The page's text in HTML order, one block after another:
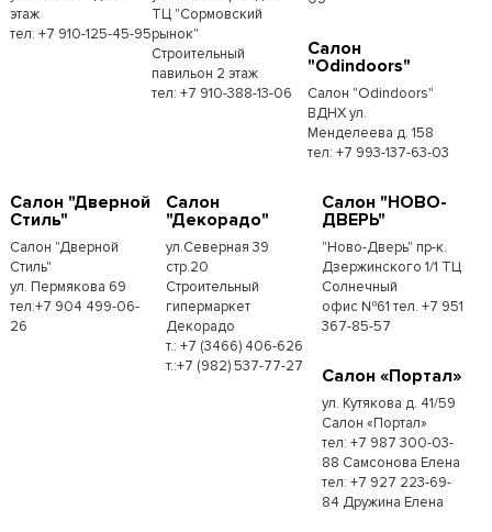
этаж
тел: +7 910-125-45-95
ТЦ "Сормовский
рынок"
Строительный
павильон 2 этаж
тел: +7 910-388-13-06
Салон
"Odindoors"
Салон "Odindoors"
ВДНХ ул.
Менделеева д. 158
тел: +7 993-137-63-03
Салон "Дверной
Стиль"
Салон "Дверной
Стиль"
ул. Пермякова 69
тел:+7 904 499-06-
26
Салон
"Декорадо"
ул.Северная 39
стр.20
Строительный
гипермаркет
Декорадо
т.: +7 (3466) 406-626
т.:+7 (982) 537-77-27
Салон "НОВО-
ДВЕРЬ"
"Ново-Дверь" пр-к.
Дзержинского 1/1 ТЦ
Солнечный
офис №61 тел. +7 951
367-85-57
Салон «Портал»
ул. Кутякова д. 41/59
Салон «Портал»
тел: +7 987 300-03-
88 Самсонова Елена
тел: +7 927 223-69-
84 Дружина Елена